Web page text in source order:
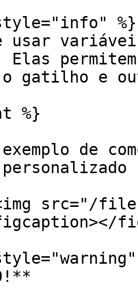
%}
usar
Elas
gatilho e
%}
exemplo de
src="/files/